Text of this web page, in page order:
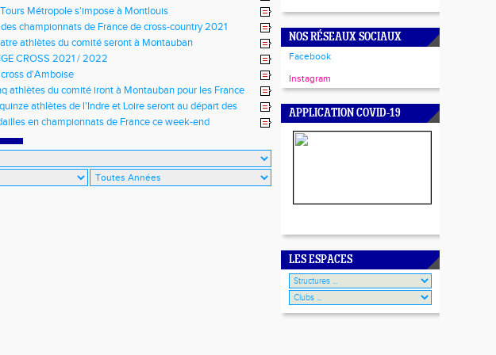
Tours Métropole s'impose à Montlouis
championnats de France de cross-country 2021
athlètes du comité seront à Montauban
CROSS 2021 / 2022
d'Amboise
athlètes du comité iront à Montauban pour les France
athlètes de l'Indre et Loire seront au départ des
de cross-country 2021
en championnats de France ce week-end
NOS RÉSEAUX SOCIAUX
Facebook
Instagram
APPLICATION COVID-19
LES ESPACES